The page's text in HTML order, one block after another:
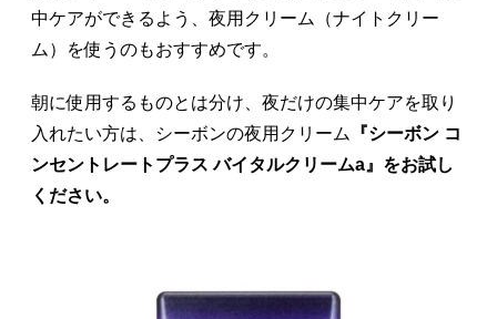
中ケアができるよう、夜用クリーム（ナイトクリー
ム）を使うのもおすすめです。
朝に使用するものとは分け、夜だけの集中ケアを取り
入れたい方は、シーボンの夜用クリーム
『シーボン コ
ンセントレートプラス バイタルクリームa』をお試し
ください。